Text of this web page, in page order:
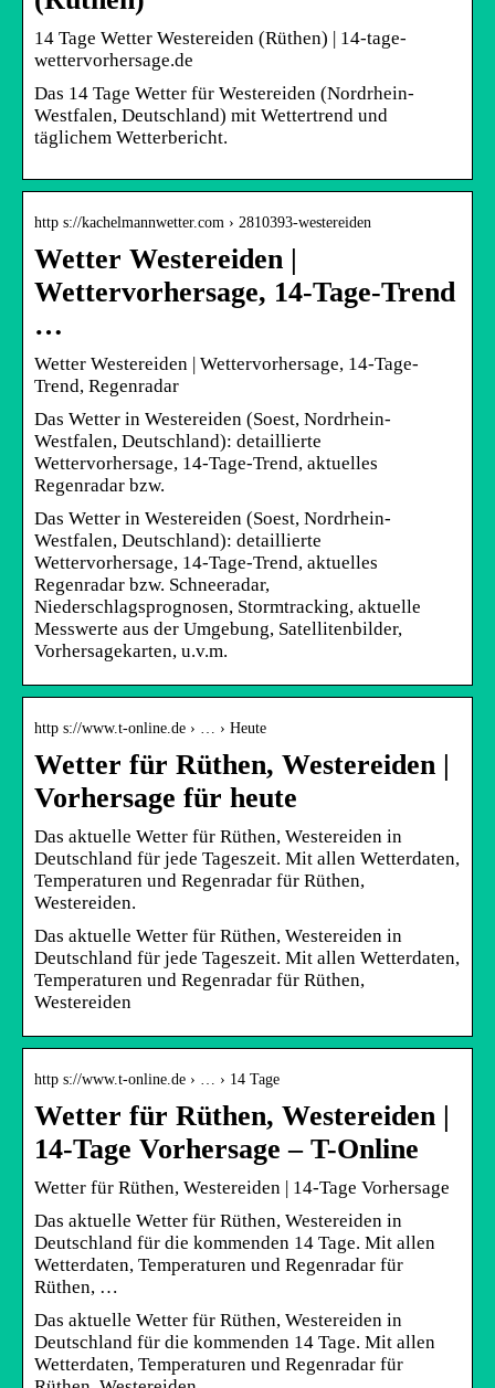
14 Tage Wetter Westereiden (Rüthen) | 14-tage-
wettervorhersage.de
Das 14 Tage Wetter für Westereiden (Nordrhein-
Westfalen, Deutschland) mit Wettertrend und
täglichem Wetterbericht.
http s://kachelmannwetter.com › 2810393-westereiden
Wetter Westereiden |
Wettervorhersage, 14-Tage-Trend
…
Wetter Westereiden | Wettervorhersage, 14-Tage-
Trend, Regenradar
Das Wetter in Westereiden (Soest, Nordrhein-
Westfalen, Deutschland): detaillierte
Wettervorhersage, 14-Tage-Trend, aktuelles
Regenradar bzw.
Das Wetter in Westereiden (Soest, Nordrhein-
Westfalen, Deutschland): detaillierte
Wettervorhersage, 14-Tage-Trend, aktuelles
Regenradar bzw. Schneeradar,
Niederschlagsprognosen, Stormtracking, aktuelle
Messwerte aus der Umgebung, Satellitenbilder,
Vorhersagekarten, u.v.m.
http s://www.t-online.de › … › Heute
Wetter für Rüthen, Westereiden |
Vorhersage für heute
Das aktuelle Wetter für Rüthen, Westereiden in
Deutschland für jede Tageszeit. Mit allen Wetterdaten,
Temperaturen und Regenradar für Rüthen,
Westereiden.
Das aktuelle Wetter für Rüthen, Westereiden in
Deutschland für jede Tageszeit. Mit allen Wetterdaten,
Temperaturen und Regenradar für Rüthen,
Westereiden
http s://www.t-online.de › … › 14 Tage
Wetter für Rüthen, Westereiden |
14-Tage Vorhersage – T-Online
Wetter für Rüthen, Westereiden | 14-Tage Vorhersage
Das aktuelle Wetter für Rüthen, Westereiden in
Deutschland für die kommenden 14 Tage. Mit allen
Wetterdaten, Temperaturen und Regenradar für
Rüthen, …
Das aktuelle Wetter für Rüthen, Westereiden in
Deutschland für die kommenden 14 Tage. Mit allen
Wetterdaten, Temperaturen und Regenradar für